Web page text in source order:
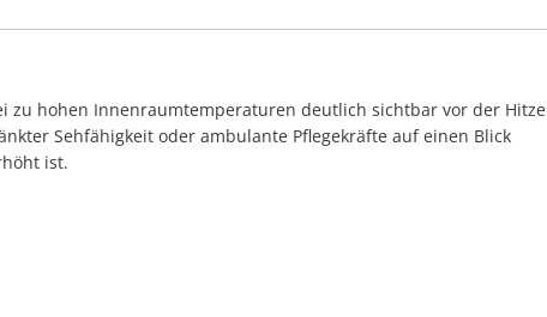
zu hohen Innenraumtemperaturen deutlich sichtbar vor der Hitze
Sehfähigkeit oder ambulante Pflegekräfte auf einen Blick
ist.